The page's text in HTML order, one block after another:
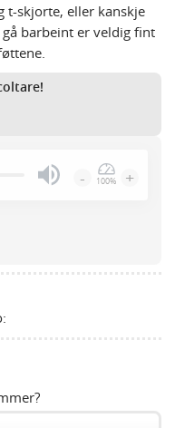
t-skjorte, eller kanskje
barbeint er veldig fint
- 100% +